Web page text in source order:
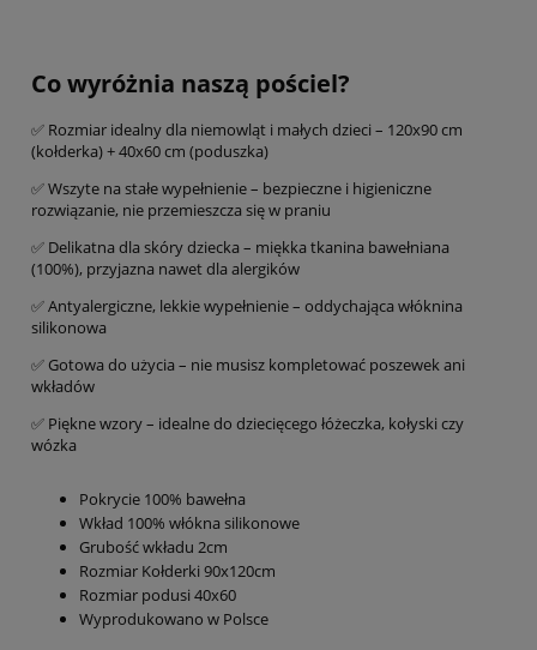
Co wyróżnia naszą pościel?
✅ Rozmiar idealny dla niemowląt i małych dzieci – 120x90 cm
(kołderka) + 40x60 cm (poduszka)
✅ Wszyte na stałe wypełnienie – bezpieczne i higieniczne
rozwiązanie, nie przemieszcza się w praniu
✅ Delikatna dla skóry dziecka – miękka tkanina bawełniana
(100%), przyjazna nawet dla alergików
✅ Antyalergiczne, lekkie wypełnienie – oddychająca włóknina
silikonowa
✅ Gotowa do użycia – nie musisz kompletować poszewek ani
wkładów
✅ Piękne wzory – idealne do dziecięcego łóżeczka, kołyski czy
wózka
Pokrycie 100% bawełna
Wkład 100% włókna silikonowe
Grubość wkładu 2cm
Rozmiar Kołderki 90x120cm
Rozmiar podusi 40x60
Wyprodukowano w Polsce